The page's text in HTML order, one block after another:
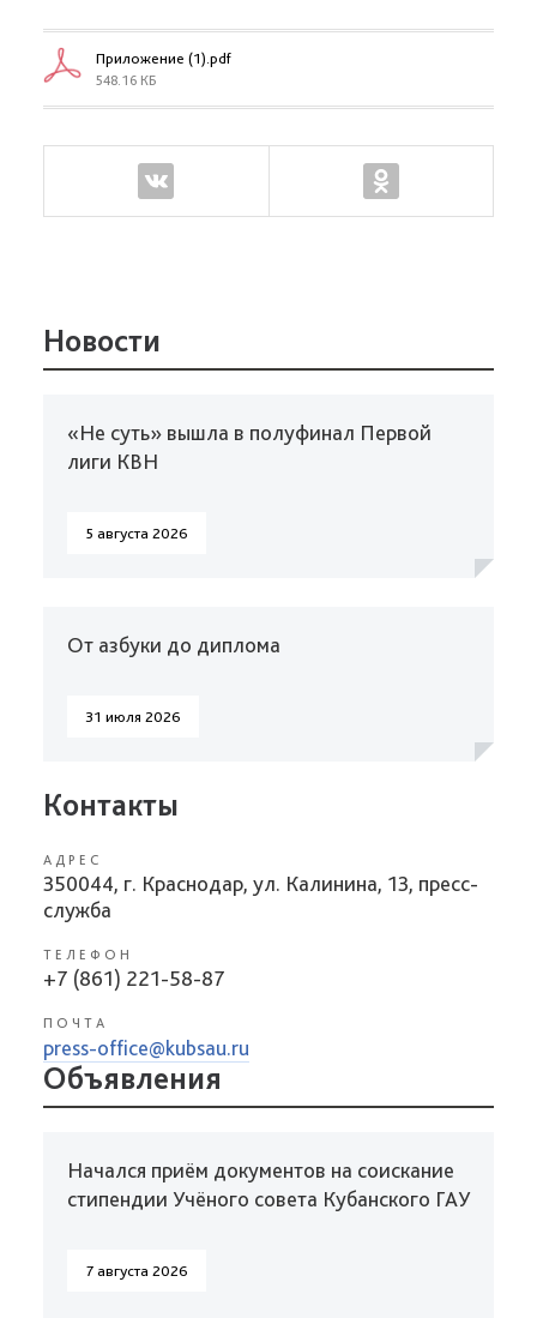
Приложение (1).pdf
548.16 КБ
Новости
«Не суть» вышла в полуфинал Первой
лиги КВН
5 августа 2026
От азбуки до диплома
31 июля 2026
Контакты
АДРЕС
350044, г. Краснодар, ул. Калинина, 13, пресс-
служба
ТЕЛЕФОН
+7 (861) 221-58-87
ПОЧТА
press-office@kubsau.ru
Объявления
Начался приём документов на соискание
стипендии Учёного совета Кубанского ГАУ
7 августа 2026